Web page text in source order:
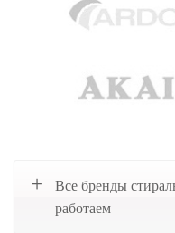
Все бренды
работаем